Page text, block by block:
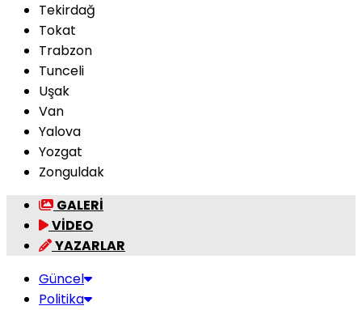
Tekirdağ
Tokat
Trabzon
Tunceli
Uşak
Van
Yalova
Yozgat
Zonguldak
GALERİ
VİDEO
YAZARLAR
Güncel
Politika